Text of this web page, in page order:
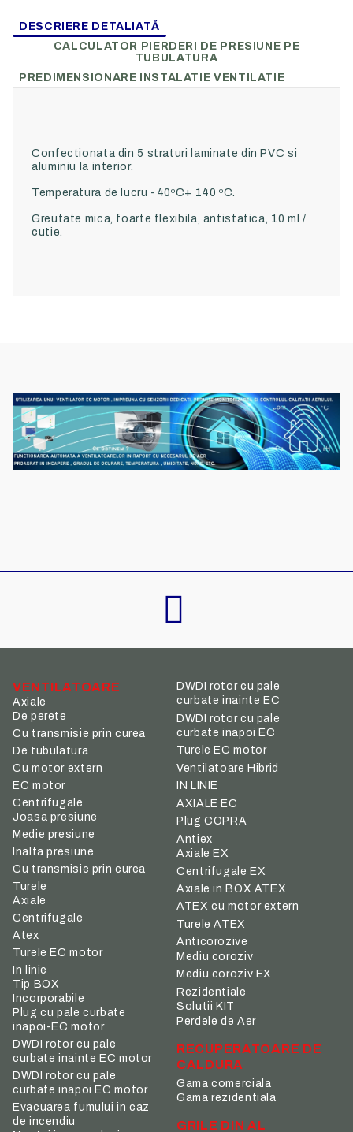
DESCRIERE DETALIATĂ
CALCULATOR PIERDERI DE PRESIUNE PE
TUBULATURA
PREDIMENSIONARE INSTALATIE VENTILATIE
Confectionata din 5 straturi laminate din PVC si
aluminiu la interior.
Temperatura de lucru -40ºC+ 140 ºC.
Greutate mica, foarte flexibila, antistatica, 10 ml /
cutie.
VENTILATOARE
Axiale
De perete
Cu transmisie prin curea
De tubulatura
Cu motor extern
EC motor
Centrifugale
Joasa presiune
Medie presiune
Inalta presiune
Cu transmisie prin curea
Turele
Axiale
Centrifugale
Atex
Turele EC motor
In linie
Tip BOX
Incorporabile
Plug cu pale curbate
inapoi-EC motor
DWDI rotor cu pale
curbate inainte EC motor
DWDI rotor cu pale
curbate inapoi EC motor
Evacuarea fumului in caz
de incendiu
DWDI rotor cu pale
curbate inainte EC
DWDI rotor cu pale
curbate inapoi EC
Turele EC motor
Ventilatoare Hibrid
IN LINIE
AXIALE EC
Plug COPRA
Antiex
Axiale EX
Centrifugale EX
Axiale in BOX ATEX
ATEX cu motor extern
Turele ATEX
Anticorozive
Mediu coroziv
Mediu coroziv EX
Rezidentiale
Solutii KIT
Perdele de Aer
RECUPERATOARE DE
CALDURA
Gama comerciala
Gama rezidentiala
GRILE DIN AL